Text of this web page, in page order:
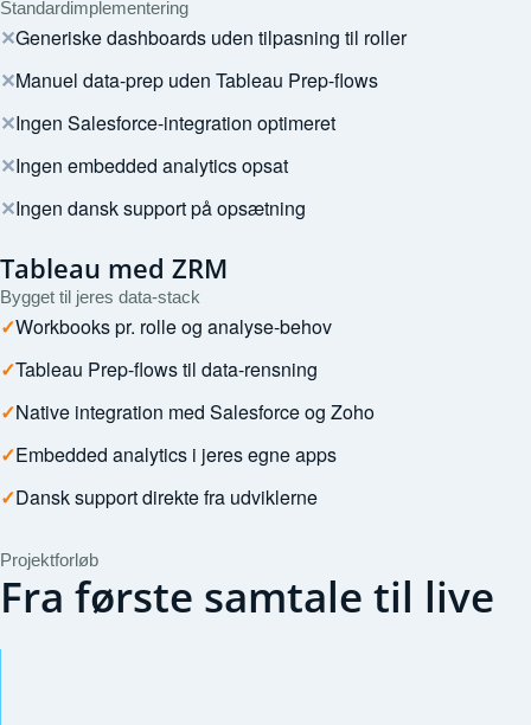
Standardimplementering
✕Generiske dashboards uden tilpasning til roller
✕Manuel data-prep uden Tableau Prep-flows
✕Ingen Salesforce-integration optimeret
✕Ingen embedded analytics opsat
✕Ingen dansk support på opsætning
Tableau med ZRM
Bygget til jeres data-stack
✓Workbooks pr. rolle og analyse-behov
✓Tableau Prep-flows til data-rensning
✓Native integration med Salesforce og Zoho
✓Embedded analytics i jeres egne apps
✓Dansk support direkte fra udviklerne
Projektforløb
Fra første samtale til live